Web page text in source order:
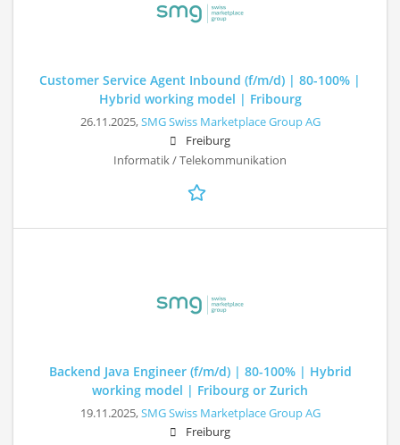
Customer Service Agent Inbound (f/m/d) | 80-100% |
Hybrid working model | Fribourg
26.11.2025,SMG Swiss Marketplace Group AG
Freiburg
Informatik / Telekommunikation
Backend Java Engineer (f/m/d) | 80-100% | Hybrid
working model | Fribourg or Zurich
19.11.2025,SMG Swiss Marketplace Group AG
Freiburg